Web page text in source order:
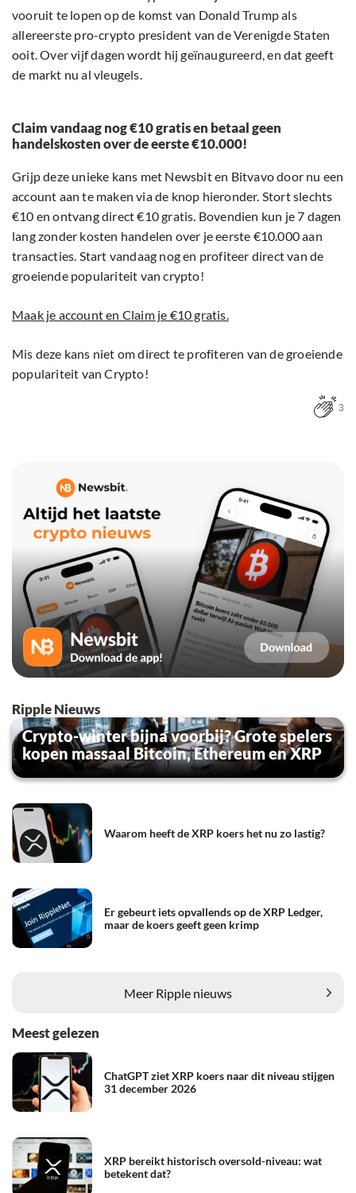
vooruit te lopen op de komst van Donald Trump als
allereerste pro-crypto president van de Verenigde Staten
ooit. Over vijf dagen wordt hij geïnaugureerd, en dat geeft
de markt nu al vleugels.
Claim vandaag nog €10 gratis en betaal geen
handelskosten over de eerste €10.000!
Grijp deze unieke kans met Newsbit en Bitvavo door nu een
account aan te maken via de knop hieronder. Stort slechts
€10 en ontvang direct €10 gratis. Bovendien kun je 7 dagen
lang zonder kosten handelen over je eerste €10.000 aan
transacties. Start vandaag nog en profiteer direct van de
groeiende populariteit van crypto!
Maak je account en Claim je €10 gratis.
Mis deze kans niet om direct te profiteren van de groeiende
populariteit van Crypto!
3
Ripple Nieuws
Crypto-winter bijna voorbij? Grote spelers
kopen massaal Bitcoin, Ethereum en XRP
Waarom heeft de XRP koers het nu zo lastig?
Er gebeurt iets opvallends op de XRP Ledger,
maar de koers geeft geen krimp
Meer Ripple nieuws
Meest gelezen
ChatGPT ziet XRP koers naar dit niveau stijgen
31 december 2026
XRP bereikt historisch oversold-niveau: wat
betekent dat?